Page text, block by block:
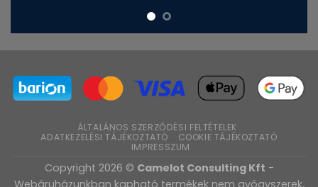
ÁLTALÁNOS SZERZŐDÉSI FELTÉTELEK
ADATKEZELÉSI TÁJÉKOZTATÓ
COOKIE TÁJÉKOZTATÓ
IMPRESSZUM
Copyright 2026 © Camelot Consulting Kft -